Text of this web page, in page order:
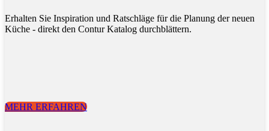
Erhalten Sie Inspiration und Ratschläge für die Planung der neuen
Küche - direkt den Contur Katalog durchblättern.
MEHR ERFAHREN